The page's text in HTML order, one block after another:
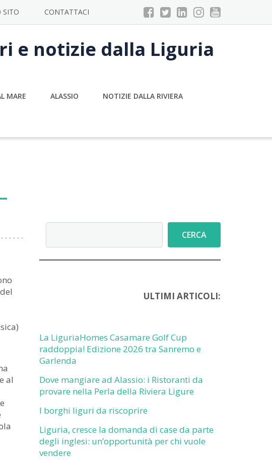
SITO CONTATTACI
e notizie dalla Liguria
MARE ALASSIO NOTIZIE DALLA RIVIERA
al
CERCA
ULTIMI ARTICOLI:
La LiguriaHomes Casamare Golf Cup
raddoppia! Edizione 2026 tra Sanremo e
Garlenda
Dove mangiare ad Alassio: i Ristoranti da
provare nella Perla della Riviera Ligure
I borghi liguri da riscoprire
Liguria, cresce la domanda di case da parte
degli inglesi: un’opportunità per chi vuole
vendere